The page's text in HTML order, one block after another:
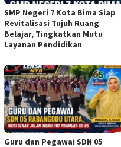
SMP Negeri 7 Kota Bima Siap
Revitalisasi Tujuh Ruang
Belajar, Tingkatkan Mutu
Layanan Pendidikan
Guru dan Pegawai SDN 05